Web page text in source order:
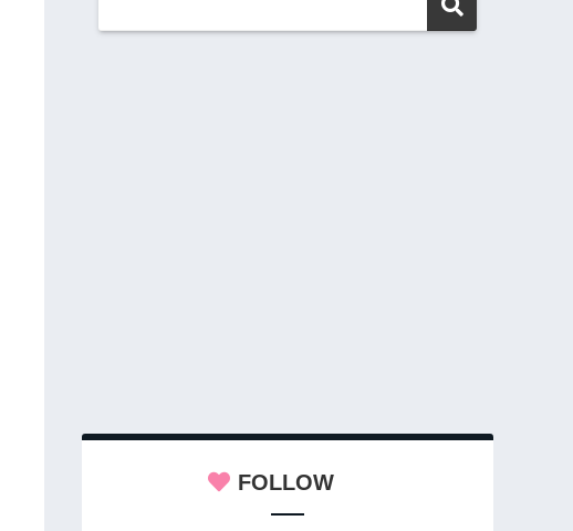
FOLLOW